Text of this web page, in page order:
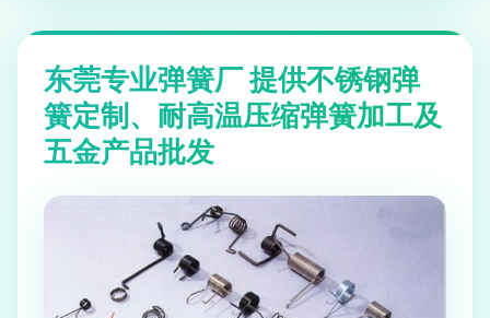
东莞专业弹簧厂 提供不锈钢弹
簧定制、耐高温压缩弹簧加工及
五金产品批发